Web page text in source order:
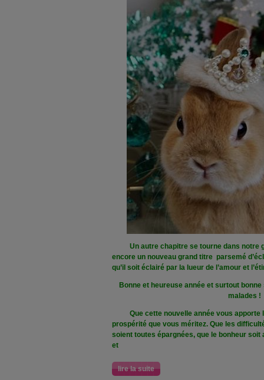
Un autre chapitre se tourne dans notre
encore un nouveau grand titre parsemé
qu’il soit éclairé par la lueur de l’amour et
Bonne et heureuse année et surtout
malades !
Que cette nouvelle année vous apporte
prospérité que vous méritez. Que les
soient toutes épargnées, que le bonheur
et
lire la suite